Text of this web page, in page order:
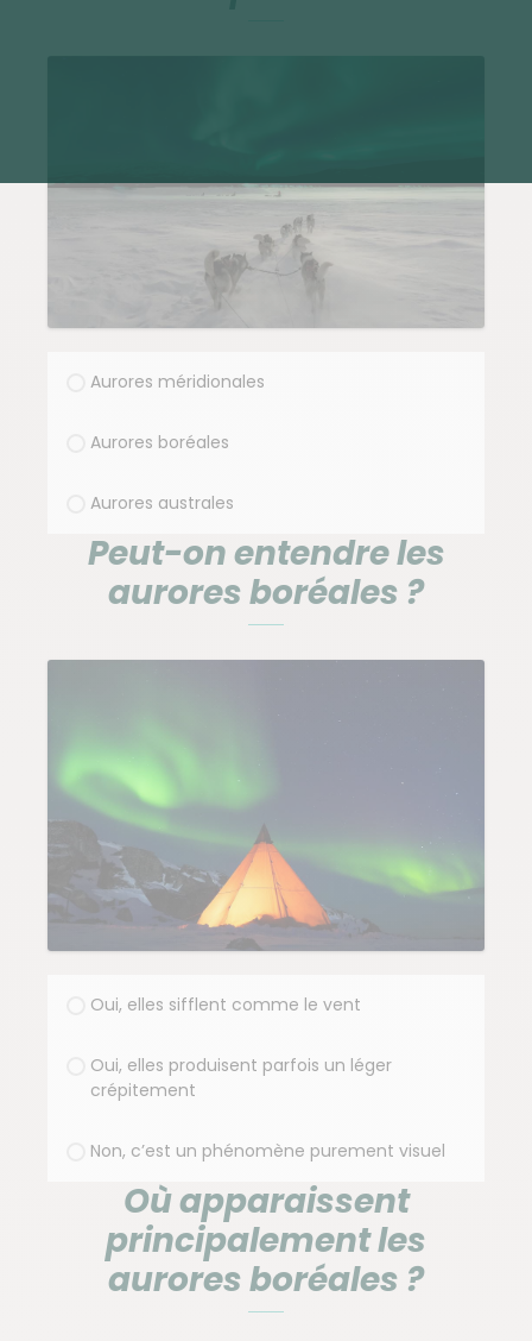
Aurores méridionales
Aurores boréales
Aurores australes
Peut-on entendre les
aurores boréales ?
Oui, elles sifflent comme le vent
Oui, elles produisent parfois un léger
crépitement
Non, c’est un phénomène purement visuel
Où apparaissent
principalement les
aurores boréales ?